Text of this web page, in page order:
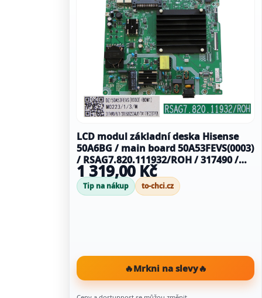
LCD modul základní deska Hisense
50A6BG / main board 50A53FEVS(0003)
/ RSAG7.820.111932/ROH / 317490 /
HT315306
1 319,00 Kč
Tip na nákup to-chci.cz
🔥Mrkni na slevy🔥